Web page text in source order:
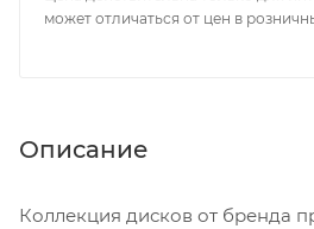
может отличаться от цен в
Описание
Коллекция дисков от бренда